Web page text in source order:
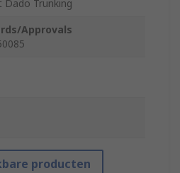
Dado Trunking
Approvals
producten